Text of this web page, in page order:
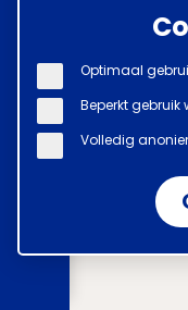
Optimaal
Beperkt gebruik
Volledig